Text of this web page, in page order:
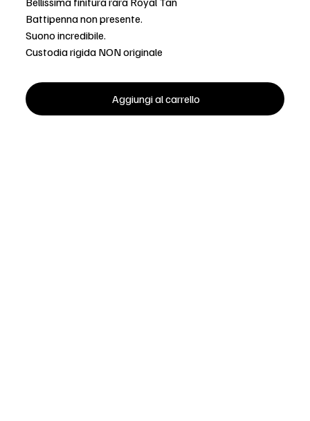
Battipenna non presente.
Suono incredibile.
Custodia rigida NON originale
Aggiungi al carrello